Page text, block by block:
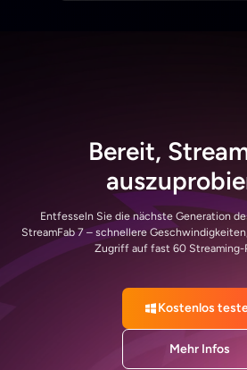
Bereit,
Entfesseln Sie die nächste Generation
StreamFab 7 – schnellere
Zugriff auf fast 60 Streaming-
Kostenlos
Mehr Infos